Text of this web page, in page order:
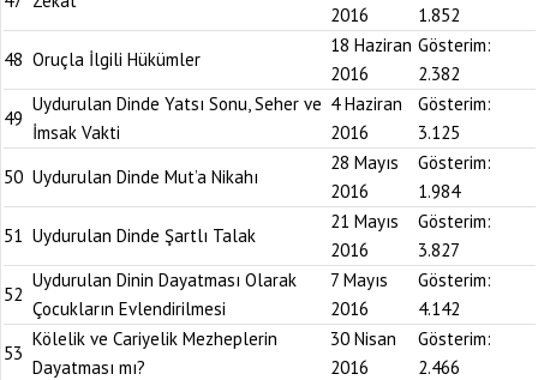
2016
1.852
48 Oruçla İlgili Hükümler
18 Haziran
2016
Gösterim:
2.382
49
Uydurulan Dinde Yatsı Sonu, Seher ve
İmsak Vakti
4 Haziran
2016
Gösterim:
3.125
50 Uydurulan Dinde Mut’a Nikahı
28 Mayıs
2016
Gösterim:
1.984
51 Uydurulan Dinde Şartlı Talak
21 Mayıs
2016
Gösterim:
3.827
52
Uydurulan Dinin Dayatması Olarak
Çocukların Evlendirilmesi
7 Mayıs
2016
Gösterim:
4.142
53
Kölelik ve Cariyelik Mezheplerin
Dayatması mı?
30 Nisan
2016
Gösterim:
2.466